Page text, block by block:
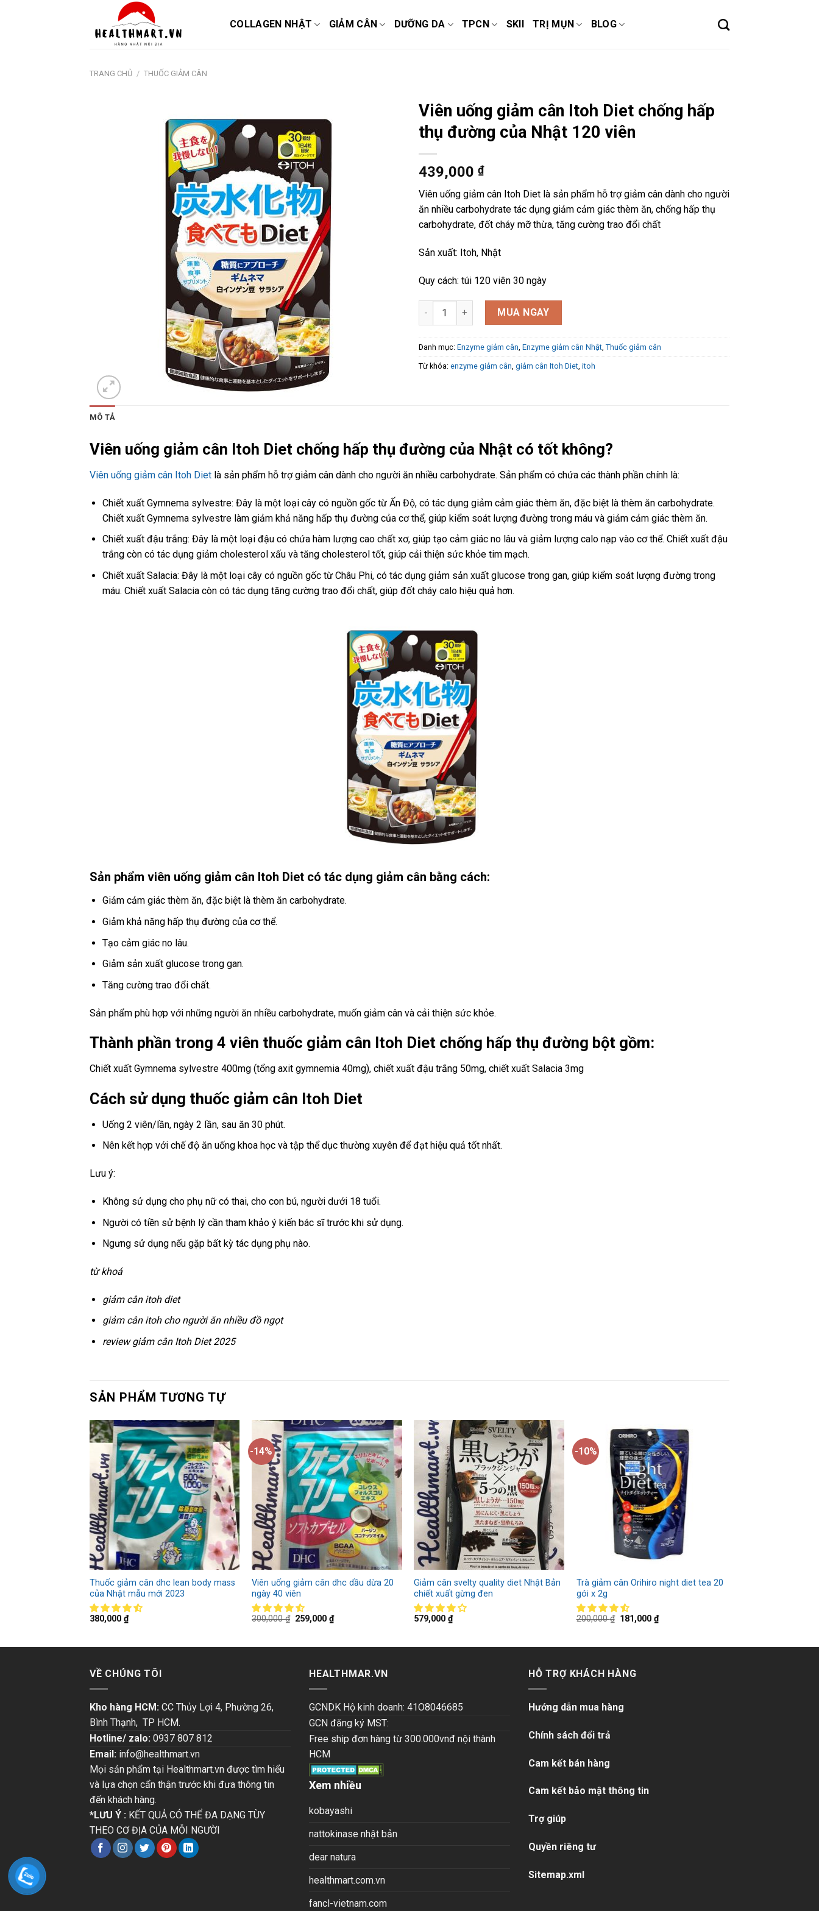
COLLAGEN NHẬT GIẢM CÂN DƯỠNG DA TPCN SKII TRỊ MỤN BLOG
TRANG CHỦ / THUỐC GIẢM CÂN
Viên uống giảm cân Itoh Diet chống hấp
thụ đường của Nhật 120 viên
439,000 ₫
Viên uống giảm cân Itoh Diet là sản phẩm hỗ trợ giảm cân dành cho người
ăn nhiều carbohydrate tác dụng giảm cảm giác thèm ăn, chống hấp thụ
carbohydrate, đốt cháy mỡ thừa, tăng cường trao đổi chất
Sản xuất: Itoh, Nhật
Quy cách: túi 120 viên 30 ngày
Viên uống giảm cân Itoh Diet chống hấp thụ đường của Nhật 120 viên số lượng
MUA NGAY
Danh mục: Enzyme giảm cân, Enzyme giảm cân Nhật, Thuốc giảm cân
Từ khóa: enzyme giảm cân, giảm cân Itoh Diet, itoh
MÔ TẢ
Viên uống giảm cân Itoh Diet chống hấp thụ đường của Nhật có tốt không?
Viên uống giảm cân Itoh Diet là sản phẩm hỗ trợ giảm cân dành cho người ăn nhiều carbohydrate. Sản phẩm có chứa các thành phần chính là:
Chiết xuất Gymnema sylvestre: Đây là một loại cây có nguồn gốc từ Ấn Độ, có tác dụng giảm cảm giác thèm ăn, đặc biệt là thèm ăn carbohydrate.
Chiết xuất Gymnema sylvestre làm giảm khả năng hấp thụ đường của cơ thể, giúp kiểm soát lượng đường trong máu và giảm cảm giác thèm ăn.
Chiết xuất đậu trắng: Đây là một loại đậu có chứa hàm lượng cao chất xơ, giúp tạo cảm giác no lâu và giảm lượng calo nạp vào cơ thể. Chiết xuất đậu
trắng còn có tác dụng giảm cholesterol xấu và tăng cholesterol tốt, giúp cải thiện sức khỏe tim mạch.
Chiết xuất Salacia: Đây là một loại cây có nguồn gốc từ Châu Phi, có tác dụng giảm sản xuất glucose trong gan, giúp kiểm soát lượng đường trong
máu. Chiết xuất Salacia còn có tác dụng tăng cường trao đổi chất, giúp đốt cháy calo hiệu quả hơn.
Sản phẩm viên uống giảm cân Itoh Diet có tác dụng giảm cân bằng cách:
Giảm cảm giác thèm ăn, đặc biệt là thèm ăn carbohydrate.
Giảm khả năng hấp thụ đường của cơ thể.
Tạo cảm giác no lâu.
Giảm sản xuất glucose trong gan.
Tăng cường trao đổi chất.
Sản phẩm phù hợp với những người ăn nhiều carbohydrate, muốn giảm cân và cải thiện sức khỏe.
Thành phần trong 4 viên thuốc giảm cân Itoh Diet chống hấp thụ đường bột gồm:
Chiết xuất Gymnema sylvestre 400mg (tổng axit gymnemia 40mg), chiết xuất đậu trắng 50mg, chiết xuất Salacia 3mg
Cách sử dụng thuốc giảm cân Itoh Diet
Uống 2 viên/lần, ngày 2 lần, sau ăn 30 phút.
Nên kết hợp với chế độ ăn uống khoa học và tập thể dục thường xuyên để đạt hiệu quả tốt nhất.
Lưu ý:
Không sử dụng cho phụ nữ có thai, cho con bú, người dưới 18 tuổi.
Người có tiền sử bệnh lý cần tham khảo ý kiến bác sĩ trước khi sử dụng.
Ngưng sử dụng nếu gặp bất kỳ tác dụng phụ nào.
từ khoá
giảm cân itoh diet
giảm cân itoh cho người ăn nhiều đồ ngọt
review giảm cân Itoh Diet 2025
SẢN PHẨM TƯƠNG TỰ
Thuốc giảm cân dhc lean body mass
của Nhật mẫu mới 2023
380,000 ₫
-14%
Viên uống giảm cân dhc dầu dừa 20
ngày 40 viên
300,000₫ 259,000₫
Giảm cân svelty quality diet Nhật Bản
chiết xuất gừng đen
579,000₫
-10%
Trà giảm cân Orihiro night diet tea 20
gói x 2g
200,000₫ 181,000 ₫
VỀ CHÚNG TÔI
Kho hàng HCM: CC Thủy Lợi 4, Phường 26,
Bình Thạnh, TP HCM.
Hotline/ zalo: 0937 807 812
Email: info@healthmart.vn
Mọi sản phẩm tại Healthmart.vn được tìm hiểu
và lựa chọn cẩn thận trước khi đưa thông tin
đến khách hàng.
*LƯU Ý : KẾT QUẢ CÓ THỂ ĐA DẠNG TÙY
THEO CƠ ĐỊA CỦA MỖI NGƯỜI
HEALTHMAR.VN
GCNDK Hộ kinh doanh: 41O8046685
GCN đăng ký MST:
Free ship đơn hàng từ 300.000vnđ nội thành
HCM
Xem nhiều
kobayashi
nattokinase nhật bản
dear natura
healthmart.com.vn
fancl-vietnam.com
HỖ TRỢ KHÁCH HÀNG
Hướng dẫn mua hàng
Chính sách đổi trả
Cam kết bán hàng
Cam kết bảo mật thông tin
Trợ giúp
Quyền riêng tư
Sitemap.xml